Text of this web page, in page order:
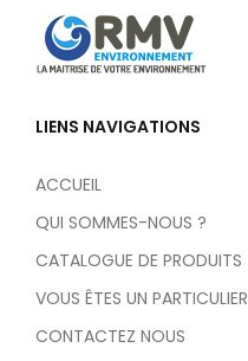
LIENS NAVIGATIONS
ACCUEIL
QUI SOMMES-NOUS ?
CATALOGUE DE PRODUITS
VOUS ÊTES UN PARTICULIER
CONTACTEZ NOUS